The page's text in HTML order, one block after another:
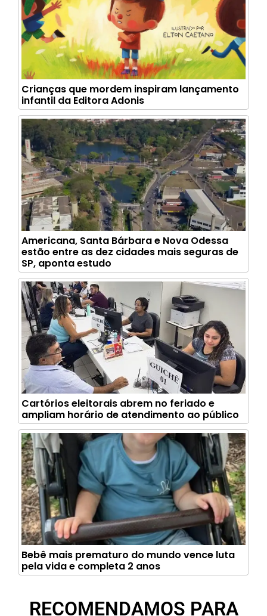
Crianças que mordem inspiram lançamento
infantil da Editora Adonis
Americana, Santa Bárbara e Nova Odessa
estão entre as dez cidades mais seguras de
SP, aponta estudo
Cartórios eleitorais abrem no feriado e
ampliam horário de atendimento ao público
Bebê mais prematuro do mundo vence luta
pela vida e completa 2 anos
RECOMENDAMOS PARA